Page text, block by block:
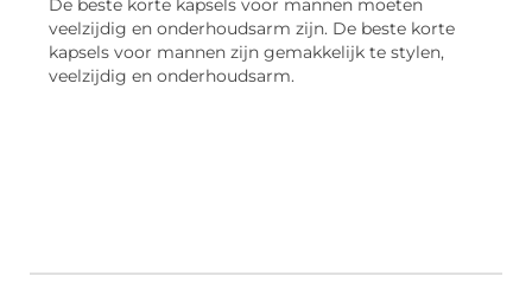
De beste korte kapsels voor mannen moeten
veelzijdig en onderhoudsarm zijn. De beste korte
kapsels voor mannen zijn gemakkelijk te stylen,
veelzijdig en onderhoudsarm.